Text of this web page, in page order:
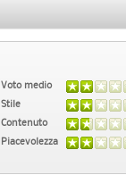
Voto medio
Stile
Contenuto
Piacevolezza